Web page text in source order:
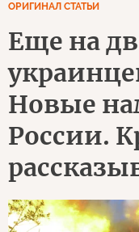
ОРИГИНАЛ СТАТЬИ
Еще на
Новые
России.